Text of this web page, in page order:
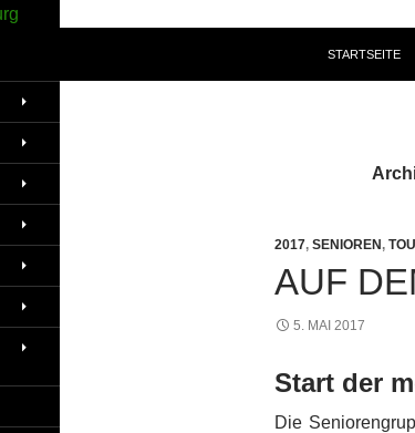
STARTSEITE
2017, SENIOREN,
AUF
5. MAI 2017
Start der
Die